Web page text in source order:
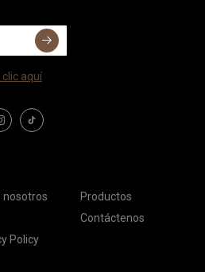
clic aquí
nosotros
Productos
Contáctenos
Policy